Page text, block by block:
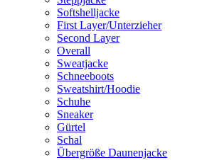
Softshelljacke
First Layer/Unterzieher
Second Layer
Overall
Sweatjacke
Schneeboots
Sweatshirt/Hoodie
Schuhe
Sneaker
Gürtel
Schal
Übergröße Daunenjacke